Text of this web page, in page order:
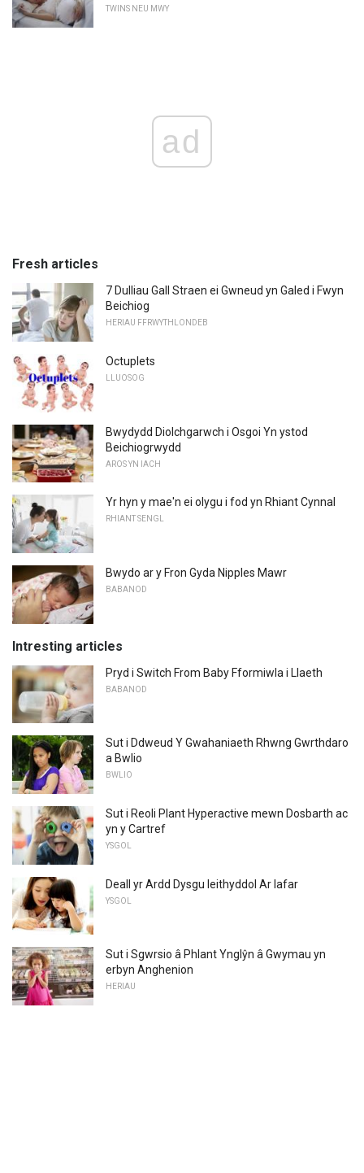
TWINS NEU MWY
ad
Fresh articles
7 Dulliau Gall Straen ei Gwneud yn Galed i Fwyn
Beichiog
HERIAU FFRWYTHLONDEB
Octuplets
LLUOSOG
Bwydydd Diolchgarwch i Osgoi Yn ystod
Beichiogrwydd
AROS YN IACH
Yr hyn y mae'n ei olygu i fod yn Rhiant Cynnal
RHIANT SENGL
Bwydo ar y Fron Gyda Nipples Mawr
BABANOD
Intresting articles
Pryd i Switch From Baby Fformiwla i Llaeth
BABANOD
Sut i Ddweud Y Gwahaniaeth Rhwng Gwrthdaro
a Bwlio
BWLIO
Sut i Reoli Plant Hyperactive mewn Dosbarth ac
yn y Cartref
YSGOL
Deall yr Ardd Dysgu Ieithyddol Ar lafar
YSGOL
Sut i Sgwrsio â Phlant Ynglŷn â Gwymau yn
erbyn Anghenion
HERIAU